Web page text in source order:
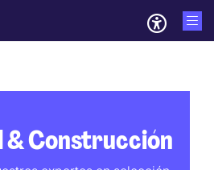
& Construcción